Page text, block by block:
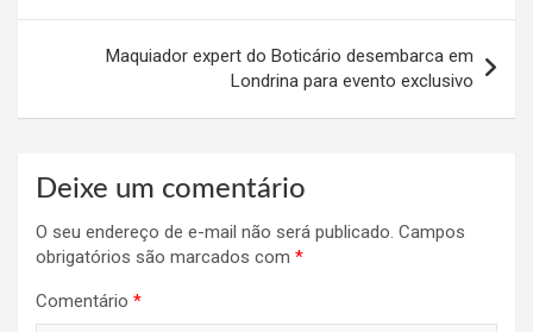
Post
Maquiador expert do Boticário desembarca em
Londrina para evento exclusivo
Deixe um comentário
O seu endereço de e-mail não será publicado. Campos
obrigatórios são marcados com *
Comentário *